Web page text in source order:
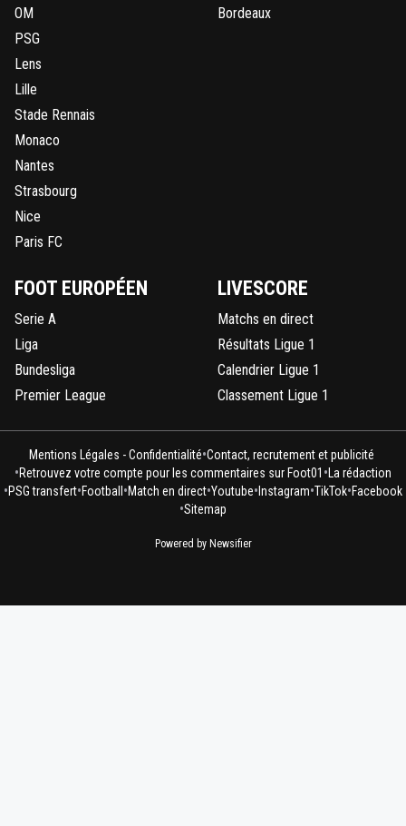
OM
PSG
Lens
Lille
Stade Rennais
Monaco
Nantes
Strasbourg
Nice
Paris FC
Bordeaux
FOOT EUROPÉEN
Serie A
Liga
Bundesliga
Premier League
LIVESCORE
Matchs en direct
Résultats Ligue 1
Calendrier Ligue 1
Classement Ligue 1
Mentions Légales - Confidentialité•Contact, recrutement et publicité
•Retrouvez votre compte pour les commentaires sur Foot01 • La rédaction
•PSG transfert•Football •Match en direct•Youtube• Instagram•TikTok•Facebook
•Sitemap
Powered by Newsifier